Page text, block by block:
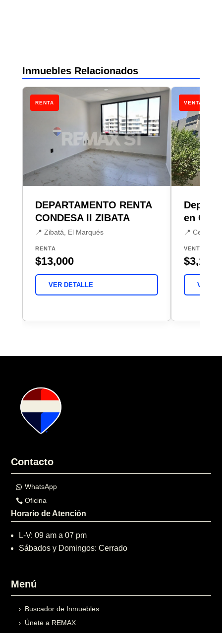
Inmuebles Relacionados
RENTA
DEPARTAMENTO RENTA
CONDESA II ZIBATA
📍 Zibatá, El Marqués
RENTA
$13,000
VER DETALLE
VENTA
en
📍 Centro,
VENTA
VER
Contacto
WhatsApp
Oficina
Horario de Atención
L-V: 09 am a 07 pm
Sábados y Domingos: Cerrado
Menú
Buscador de Inmuebles
Únete a REMAX